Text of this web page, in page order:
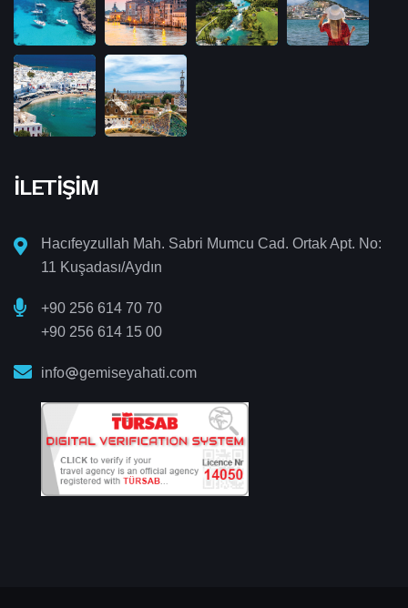
İLETIŞIM
Hacıfeyzullah Mah. Sabri Mumcu Cad. Ortak Apt. No:
11 Kuşadası/Aydın
+90 256 614 70 70
+90 256 614 15 00
info gemiseyahati.com